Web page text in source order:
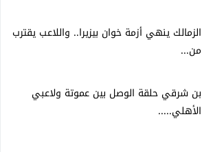
الزمالك ينهي أزمة خوان بيزيرا.. واللاعب يقترب
من...
بن شرقي حلقة الوصل بين عموتة ولاعبي
الأهلي.....